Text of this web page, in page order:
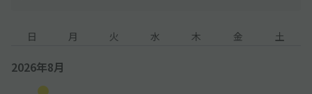
日 月 火 水 木 金 土
2026年8月